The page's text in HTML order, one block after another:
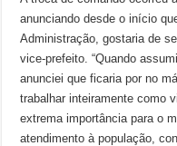
anunciando desde o início
Administração, gostaria de
vice-prefeito. “Quando
anunciei que ficaria por no
trabalhar inteiramente como
extrema importância para o
atendimento à população,